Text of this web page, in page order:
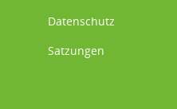
Datenschutz
Satzungen